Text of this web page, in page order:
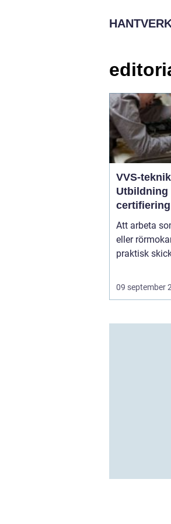
VVS-
Utbildning
rörmokare
Att arbeta
eller
praktisk
09 september